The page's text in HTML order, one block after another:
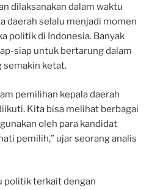
dilaksanakan dalam waktu
daerah selalu menjadi momen
politik di Indonesia. Banyak
siap untuk bertarung dalam
semakin ketat.
pemilihan kepala daerah
Kita bisa melihat berbagai
oleh para kandidat
pemilih,” ujar seorang analis
politik terkait dengan